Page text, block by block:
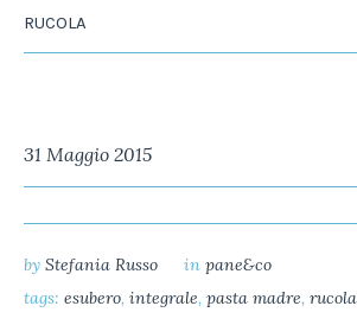
RUCOLA
31 Maggio 2015
by Stefania Russo in pane&co
tags: esubero, integrale, pasta madre, rucola